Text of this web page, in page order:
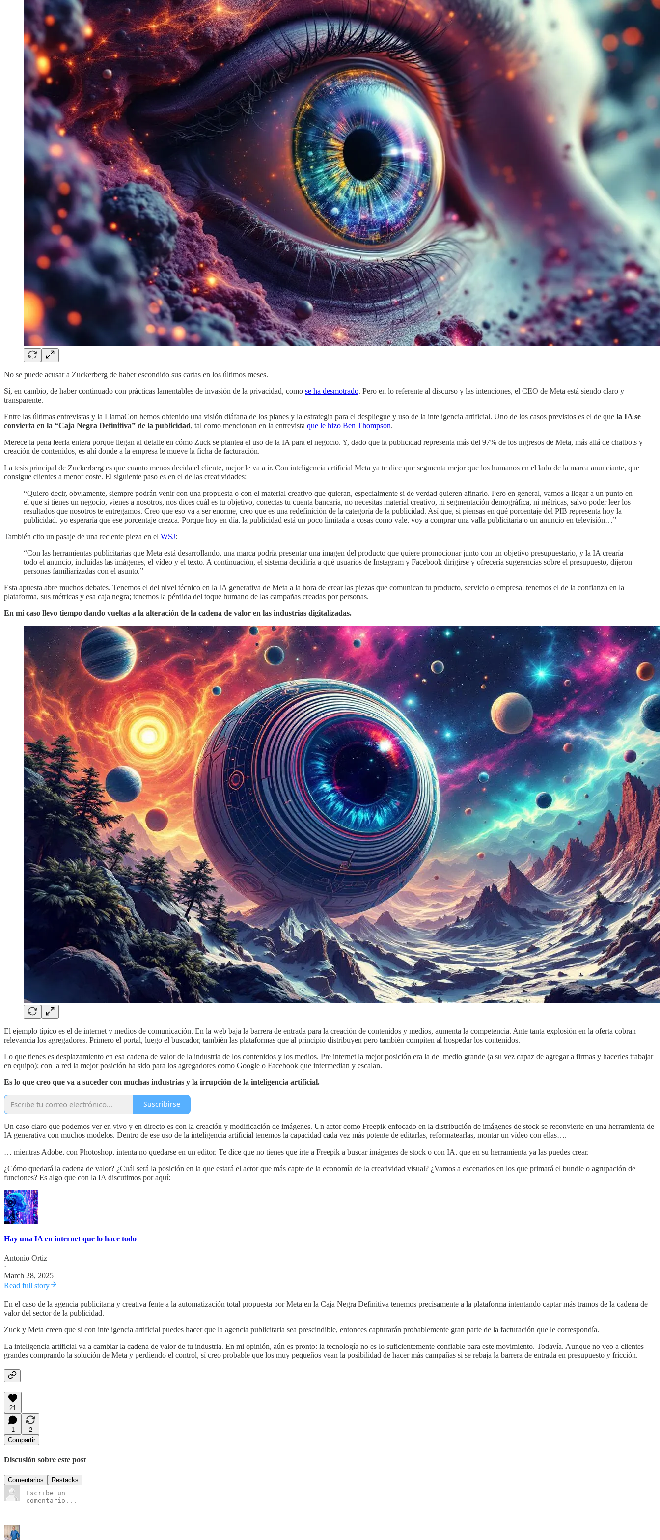
No se puede acusar a Zuckerberg de haber escondido sus cartas en los últimos meses.
Sí, en cambio, de haber continuado con prácticas lamentables de invasión de la privacidad, como se ha desmotrado. Pero en lo referente al discurso y las intenciones, el CEO de Meta está siendo claro y
transparente.
Entre las últimas entrevistas y la LlamaCon hemos obtenido una visión diáfana de los planes y la estrategia para el despliegue y uso de la inteligencia artificial. Uno de los casos previstos es el de que la IA se
convierta en la “Caja Negra Definitiva” de la publicidad, tal como mencionan en la entrevista que le hizo Ben Thompson.
Merece la pena leerla entera porque llegan al detalle en cómo Zuck se plantea el uso de la IA para el negocio. Y, dado que la publicidad representa más del 97% de los ingresos de Meta, más allá de chatbots y
creación de contenidos, es ahí donde a la empresa le mueve la ficha de facturación.
La tesis principal de Zuckerberg es que cuanto menos decida el cliente, mejor le va a ir. Con inteligencia artificial Meta ya te dice que segmenta mejor que los humanos en el lado de la marca anunciante, que
consigue clientes a menor coste. El siguiente paso es en el de las creatividades:
“Quiero decir, obviamente, siempre podrán venir con una propuesta o con el material creativo que quieran, especialmente si de verdad quieren afinarlo. Pero en general, vamos a llegar a un punto en
el que si tienes un negocio, vienes a nosotros, nos dices cuál es tu objetivo, conectas tu cuenta bancaria, no necesitas material creativo, ni segmentación demográfica, ni métricas, salvo poder leer los
resultados que nosotros te entregamos. Creo que eso va a ser enorme, creo que es una redefinición de la categoría de la publicidad. Así que, si piensas en qué porcentaje del PIB representa hoy la
publicidad, yo esperaría que ese porcentaje crezca. Porque hoy en día, la publicidad está un poco limitada a cosas como vale, voy a comprar una valla publicitaria o un anuncio en televisión…”
También cito un pasaje de una reciente pieza en el WSJ:
“Con las herramientas publicitarias que Meta está desarrollando, una marca podría presentar una imagen del producto que quiere promocionar junto con un objetivo presupuestario, y la IA crearía
todo el anuncio, incluidas las imágenes, el vídeo y el texto. A continuación, el sistema decidiría a qué usuarios de Instagram y Facebook dirigirse y ofrecería sugerencias sobre el presupuesto, dijeron
personas familiarizadas con el asunto.”
Esta apuesta abre muchos debates. Tenemos el del nivel técnico en la IA generativa de Meta a la hora de crear las piezas que comunican tu producto, servicio o empresa; tenemos el de la confianza en la
plataforma, sus métricas y esa caja negra; tenemos la pérdida del toque humano de las campañas creadas por personas.
En mi caso llevo tiempo dando vueltas a la alteración de la cadena de valor en las industrias digitalizadas.
El ejemplo típico es el de internet y medios de comunicación. En la web baja la barrera de entrada para la creación de contenidos y medios, aumenta la competencia. Ante tanta explosión en la oferta cobran
relevancia los agregadores. Primero el portal, luego el buscador, también las plataformas que al principio distribuyen pero también compiten al hospedar los contenidos.
Lo que tienes es desplazamiento en esa cadena de valor de la industria de los contenidos y los medios. Pre internet la mejor posición era la del medio grande (a su vez capaz de agregar a firmas y hacerles trabajar
en equipo); con la red la mejor posición ha sido para los agregadores como Google o Facebook que intermedian y escalan.
Es lo que creo que va a suceder con muchas industrias y la irrupción de la inteligencia artificial.
Suscribirse
Un caso claro que podemos ver en vivo y en directo es con la creación y modificación de imágenes. Un actor como Freepik enfocado en la distribución de imágenes de stock se reconvierte en una herramienta de
IA generativa con muchos modelos. Dentro de ese uso de la inteligencia artificial tenemos la capacidad cada vez más potente de editarlas, reformatearlas, montar un vídeo con ellas….
… mientras Adobe, con Photoshop, intenta no quedarse en un editor. Te dice que no tienes que irte a Freepik a buscar imágenes de stock o con IA, que en su herramienta ya las puedes crear.
¿Cómo quedará la cadena de valor? ¿Cuál será la posición en la que estará el actor que más capte de la economía de la creatividad visual? ¿Vamos a escenarios en los que primará el bundle o agrupación de
funciones? Es algo que con la IA discutimos por aquí:
Hay una IA en internet que lo hace todo
Antonio Ortiz
·
March 28, 2025
Read full story
En el caso de la agencia publicitaria y creativa fente a la automatización total propuesta por Meta en la Caja Negra Definitiva tenemos precisamente a la plataforma intentando captar más tramos de la cadena de
valor del sector de la publicidad.
Zuck y Meta creen que si con inteligencia artificial puedes hacer que la agencia publicitaria sea prescindible, entonces capturarán probablemente gran parte de la facturación que le correspondía.
La inteligencia artificial va a cambiar la cadena de valor de tu industria. En mi opinión, aún es pronto: la tecnología no es lo suficientemente confiable para este movimiento. Todavía. Aunque no veo a clientes
grandes comprando la solución de Meta y perdiendo el control, sí creo probable que los muy pequeños vean la posibilidad de hacer más campañas si se rebaja la barrera de entrada en presupuesto y fricción.
21
1
2
Compartir
Discusión sobre este post
Comentarios Restacks